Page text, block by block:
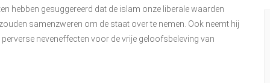
hebben gesuggereerd dat de islam onze liberale waarden
samenzweren om de staat over te nemen. Ook neemt hij
neveneffecten voor de vrije geloofsbeleving van